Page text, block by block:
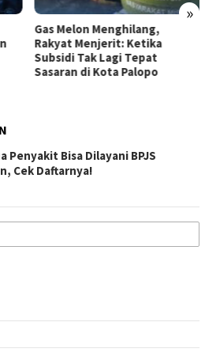
»
Gas Melon Menghilang,
Rakyat Menjerit: Ketika
Subsidi Tak Lagi Tepat
Sasaran di Kota Palopo
Penyakit Bisa Dilayani BPJS
Cek Daftarnya!